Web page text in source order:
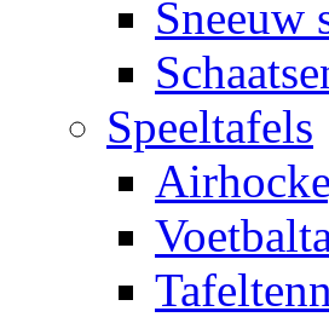
Sneeuw
Speeltafels